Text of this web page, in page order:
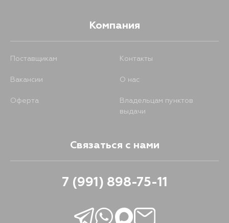
Компания
Поставщикам Контакты
Вакансии О нас
Оферта
Владельцам пунктов
выдачи
Связаться с нами
7 (991) 898-75-11